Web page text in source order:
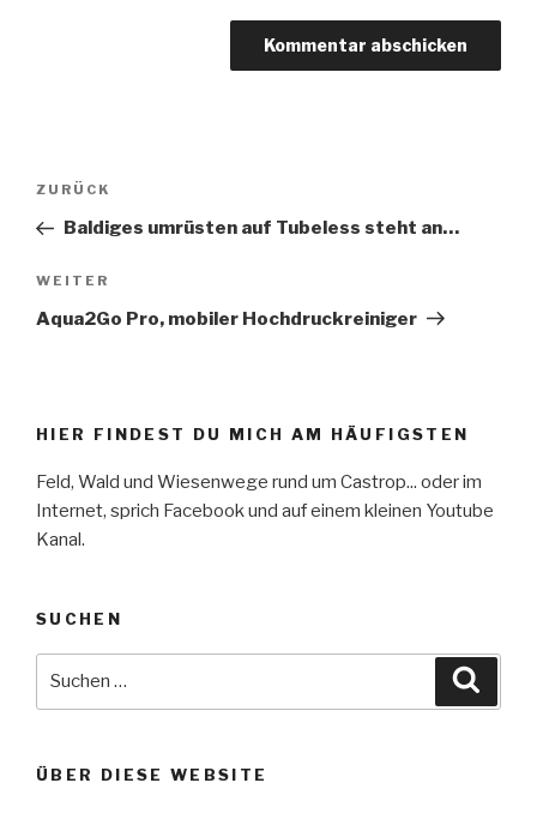
Beitrags-
Vorheriger
Beitrag
ZURÜCK
Baldiges umrüsten auf Tubeless steht an…
Nächster
Beitrag
WEITER
Aqua2Go Pro, mobiler Hochdruckreiniger
HIER FINDEST DU MICH AM HÄUFIGSTEN
Feld, Wald und Wiesenwege rund um Castrop... oder im
Internet, sprich Facebook und auf einem kleinen Youtube
Kanal.
SUCHEN
ÜBER DIESE WEBSITE